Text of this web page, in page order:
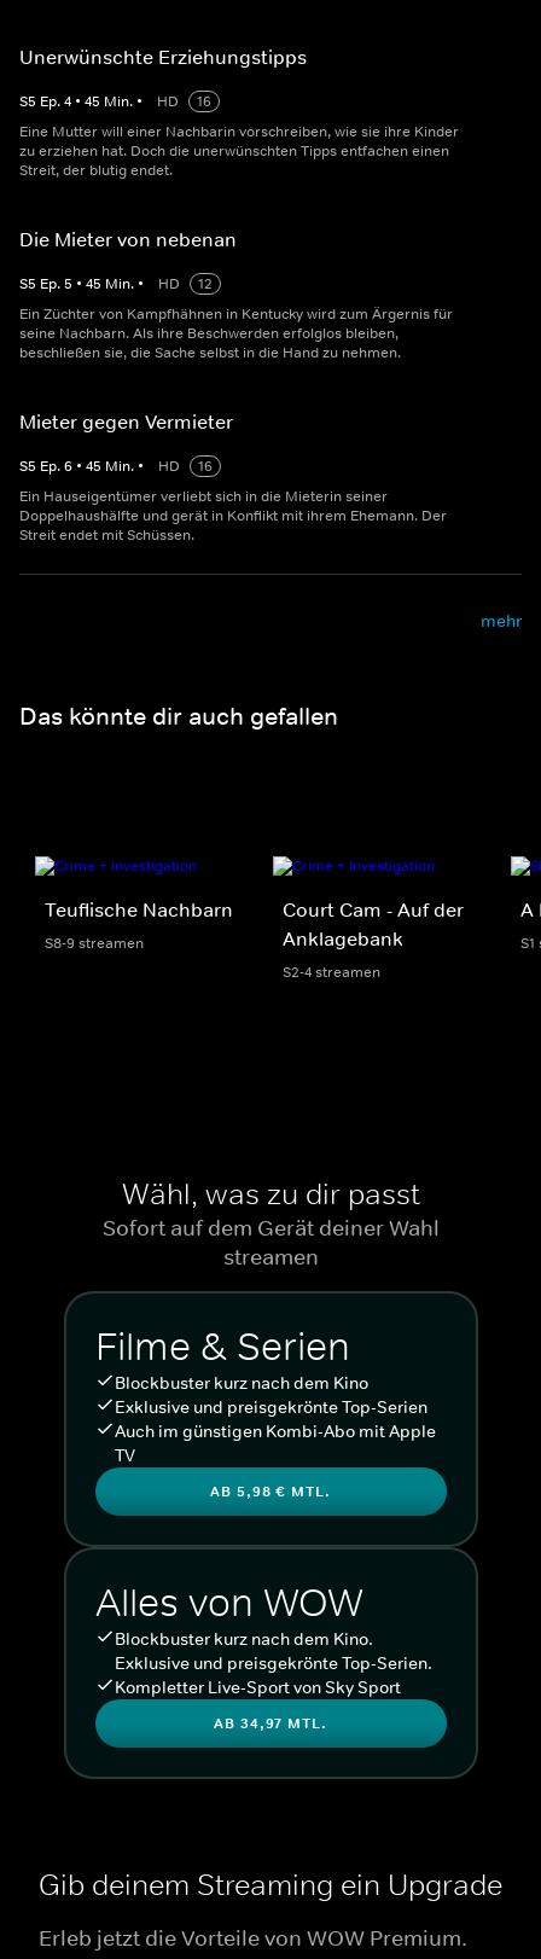
Unerwünschte Erziehungstipps
S5 Ep.4 • 45 Min. • HD
16
Eine Mutter will einer Nachbarin vorschreiben, wie sie ihre Kinder
zu erziehen hat. Doch die unerwünschten Tipps entfachen einen
Streit, der blutig endet.
Die Mieter von nebenan
S5 Ep.5 • 45 Min. • HD
12
Ein Züchter von Kampfhähnen in Kentucky wird zum Ärgernis für
seine Nachbarn. Als ihre Beschwerden erfolglos bleiben,
beschließen sie, die Sache selbst in die Hand zu nehmen.
Mieter gegen Vermieter
S5 Ep.6 • 45 Min. • HD
16
Ein Hauseigentümer verliebt sich in die Mieterin seiner
Doppelhaushälfte und gerät in Konflikt mit ihrem Ehemann. Der
Streit endet mit Schüssen.
mehr
Das könnte dir auch gefallen
Teuflische Nachbarn
S8-9 streamen
Court Cam - Auf der
Anklagebank
S2-4 streamen
A
Wähl, was zu dir passt
Sofort auf dem Gerät deiner Wahl
streamen
Filme & Serien
Blockbuster kurz nach dem Kino
Exklusive und preisgekrönte Top-Serien
Auch im günstigen Kombi-Abo mit Apple
TV
AB 5,98 € MTL.
Alles von WOW
Blockbuster kurz nach dem Kino.
Exklusive und preisgekrönte Top-Serien.
Kompletter Live-Sport von Sky Sport
AB 34,97 MTL.
Gib deinem Streaming ein Upgrade
Erleb jetzt die Vorteile von WOW Premium.